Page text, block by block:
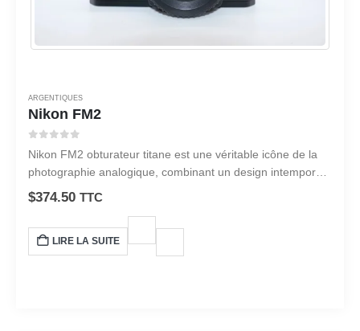
ARGENTIQUES
Nikon FM2
Nikon FM2 obturateur titane est une véritable icône de la
photographie analogique, combinant un design intemporel
et durable avec une précision inégalée.
$374.50 TTC
LIRE LA SUITE